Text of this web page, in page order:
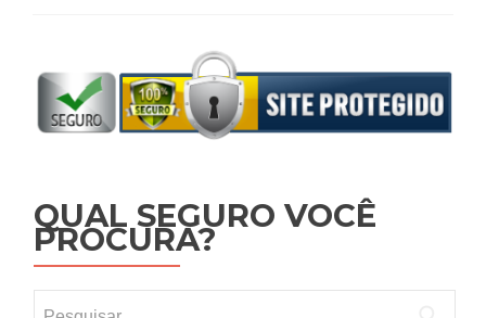
QUAL SEGURO VOCÊ
PROCURA?